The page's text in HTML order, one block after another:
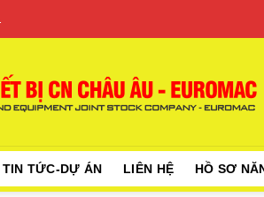
TIN TỨC-DỰ ÁN LIÊN HỆ HỒ SƠ